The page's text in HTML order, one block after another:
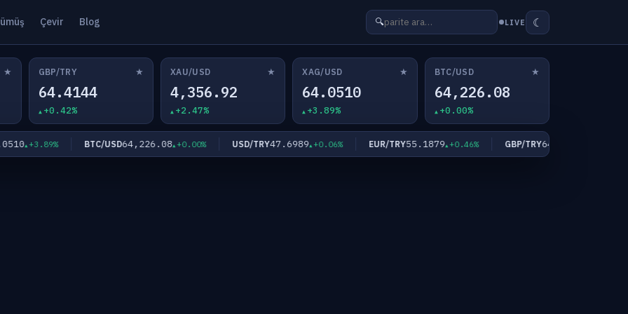
Çevir Blog 🔍 LIVE ☾
★ GBP/TRY ★
64.4144
+0.42%
XAU/USD ★
4,356.92
+2.47%
XAG/USD ★
64.0510
+3.89%
BTC/USD ★
64,226.08
+0.00%
+3.89% BTC/USD64,226.08 +0.00% USD/TRY47.6989 +0.06% EUR/TRY55.1879 +0.46% GBP/TRY64.4144